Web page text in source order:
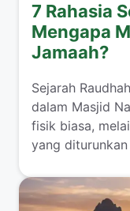
7 Rahasia
Mengapa
Jamaah?
Sejarah
dalam Masjid
fisik biasa,
yang diturunkan